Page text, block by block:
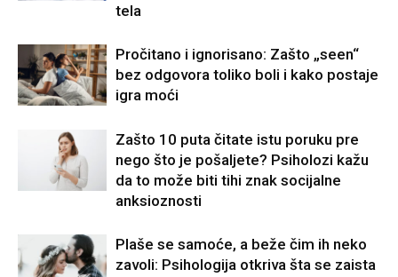
tela
Pročitano i ignorisano: Zašto „seen“
bez odgovora toliko boli i kako postaje
igra moći
Zašto 10 puta čitate istu poruku pre
nego što je pošaljete? Psiholozi kažu
da to može biti tihi znak socijalne
anksioznosti
Plaše se samoće, a beže čim ih neko
zavoli: Psihologija otkriva šta se zaista